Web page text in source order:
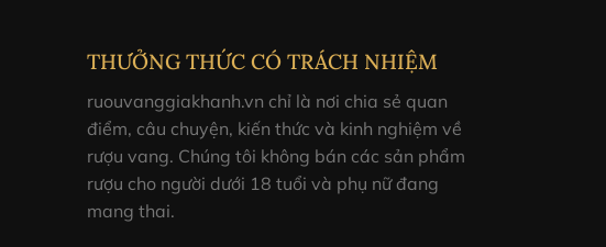
Grande Alberone
THƯỞNG THỨC CÓ TRÁCH NHIỆM
ruouvanggiakhanh.vn chỉ là nơi chia sẻ quan
điểm, câu chuyện, kiến thức và kinh nghiệm về
rượu vang. Chúng tôi không bán các sản phẩm
rượu cho người dưới 18 tuổi và phụ nữ đang
mang thai.